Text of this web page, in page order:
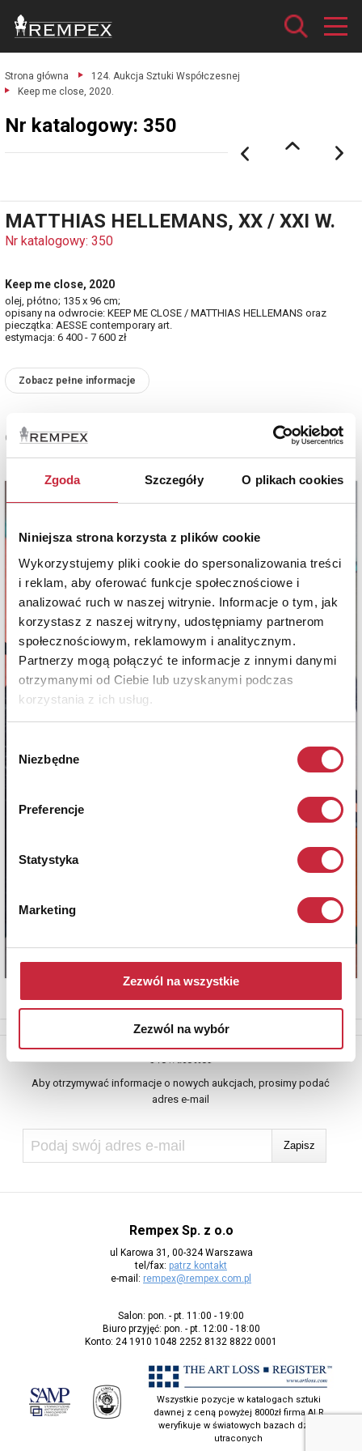
Zgoda Szczegóły O plikach cookies
Niniejsza strona korzysta z plików cookie
Wykorzystujemy pliki cookie do spersonalizowania treści
i reklam, aby oferować funkcje społecznościowe i
analizować ruch w naszej witrynie. Informacje o tym, jak
korzystasz z naszej witryny, udostępniamy partnerom
społecznościowym, reklamowym i analitycznym.
Partnerzy mogą połączyć te informacje z innymi danymi
otrzymanymi od Ciebie lub uzyskanymi podczas
korzystania z ich usług.
zgody
Niezbędne
Preferencje
Statystyka
Marketing
Zezwól na wszystkie
Zezwól na wybór
Strona główna
124. Aukcja Sztuki Współczesnej
Keep me close, 2020.
Nr katalogowy: 350
MATTHIAS HELLEMANS, XX / XXI W.
Nr katalogowy: 350
Keep me close, 2020
olej, płótno; 135 x 96 cm;
opisany na odwrocie: KEEP ME CLOSE / MATTHIAS HELLEMANS oraz
pieczątka: AESSE contemporary art.
estymacja: 6 400 - 7 600 zł
Zobacz pełne informacje
Cena oferowana
5 000 zł
Newsletter
Aby otrzymywać informacje o nowych aukcjach, prosimy podać
adres e-mail
Rempex Sp. z o.o
ul Karowa 31, 00-324 Warszawa
tel/fax: patrz kontakt
e-mail: rempex@rempex.com.pl
Salon: pon. - pt. 11:00 - 19:00
Biuro przyjęć: pon. - pt. 12:00 - 18:00
Konto: 24 1910 1048 2252 8132 8822 0001
Wszystkie pozycje w katalogach sztuki
dawnej z ceną powyżej 8000zł firma ALR
weryfikuje w światowych bazach dzieł
utraconych